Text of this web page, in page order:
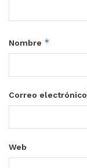
Nombre *
Correo electrónico
Web